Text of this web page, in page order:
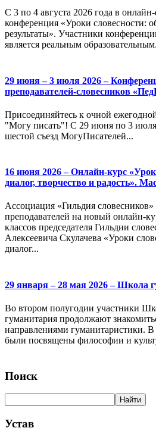
С 3 по 4 августа 2026 года в
конференция «Уроки словесности:
результаты». Участники
является реальным
29 июня – 3 июля 2026 –
преподавателей-словесников
Присоединяйтесь к очной
"Могу писать"! С 29 июня по 3
шестой съезд МогуПисателей...
16 июня 2026 – Онлайн-курс
диалог, творчество и радость».
Ассоциация «Гильдия
преподавателей на новый онлайн-
классов председателя Гильдии
Алексеевича Скулачева «Уроки
диалог...
29 января – 28 мая 2026 –
Во втором полугодии участники
гуманитария продолжают
направлениями гуманитаристики. В
были посвящены философии и
Поиск
Устав